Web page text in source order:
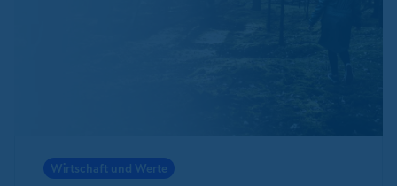
Wirtschaft und Werte